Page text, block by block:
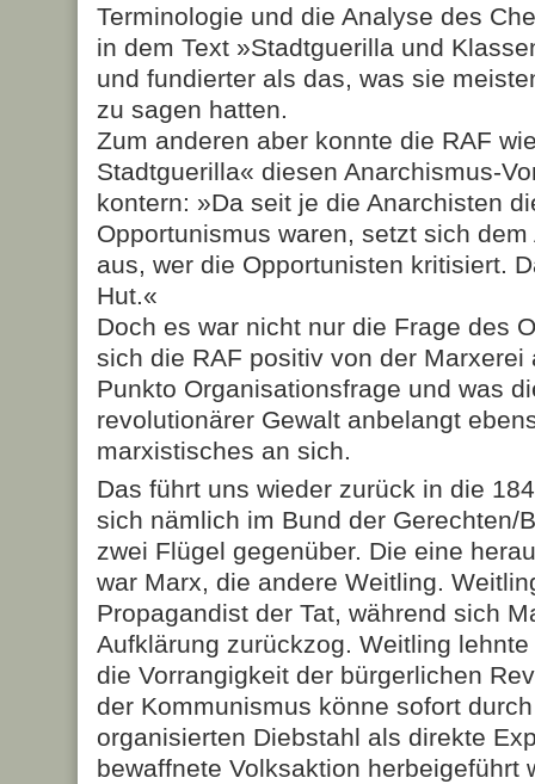
Terminologie und die Analyse des
in dem Text »Stadtguerilla und
und fundierter als das, was sie
zu sagen hatten.
Zum anderen aber konnte die RAF
Stadtguerilla« diesen Anarchismus-
kontern: »Da seit je die Anarchisten
Opportunismus waren, setzt sich
aus, wer die Opportunisten kritisiert.
Hut.«
Doch es war nicht nur die Frage des
sich die RAF positiv von der Marxerei
Punkto Organisationsfrage und was
revolutionärer Gewalt anbelangt
marxistisches an sich.
Das führt uns wieder zurück in die
sich nämlich im Bund der Gerechten/
zwei Flügel gegenüber. Die eine
war Marx, die andere Weitling.
Propagandist der Tat, während sich
Aufklärung zurückzog. Weitling
die Vorrangigkeit der bürgerlichen
der Kommunismus könne sofort
organisierten Diebstahl als direkte
bewaffnete Volksaktion herbeigeführt